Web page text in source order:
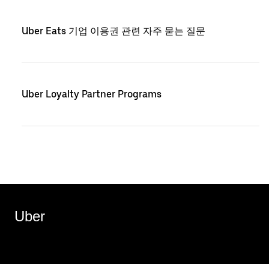
Uber Eats 기업 이용권 관련 자주 묻는 질문
Uber Loyalty Partner Programs
Uber